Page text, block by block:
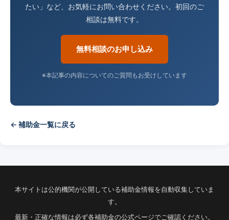
たい」など、お気軽にお問い合わせください。初回のご
相談は無料です。
無料相談のお申し込み
※本記事の内容についてのご質問もお受けしています
← 補助金一覧に戻る
本サイトは公的機関が公開している補助金情報を自動収集していま
す。
最新・正確な情報は必ず各補助金の公式ページでご確認ください。